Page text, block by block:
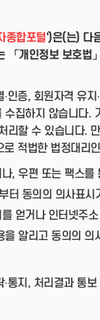
종합포털')은(는) 다
「개인정보 보호
증, 회원자격 유
집하지 않습니다.
할 수 있습니다.
적법한 법정대리
, 우편 또는 팩스
터 동의의 의사표
얻거나 인터넷주
알리고 동의의 의
통지, 처리결과 통